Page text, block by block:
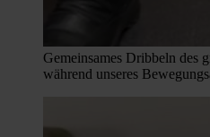
Gemeinsames Dribbeln des
während unseres